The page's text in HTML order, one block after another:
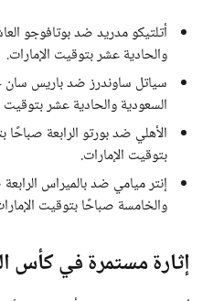
أتلتيكو مدريد ضد بوتافوجو
والحادية عشر بتوقيت الإمارات.
سياتل ساوندرز ضد باريس سان
السعودية والحادية عشر بتوقيت
الأهلي ضد بورتو الرابعة
بتوقيت الإمارات.
إنتر ميامي ضد بالميراس
والخامسة صباحًا بتوقيت
إثارة مستمرة في كأس